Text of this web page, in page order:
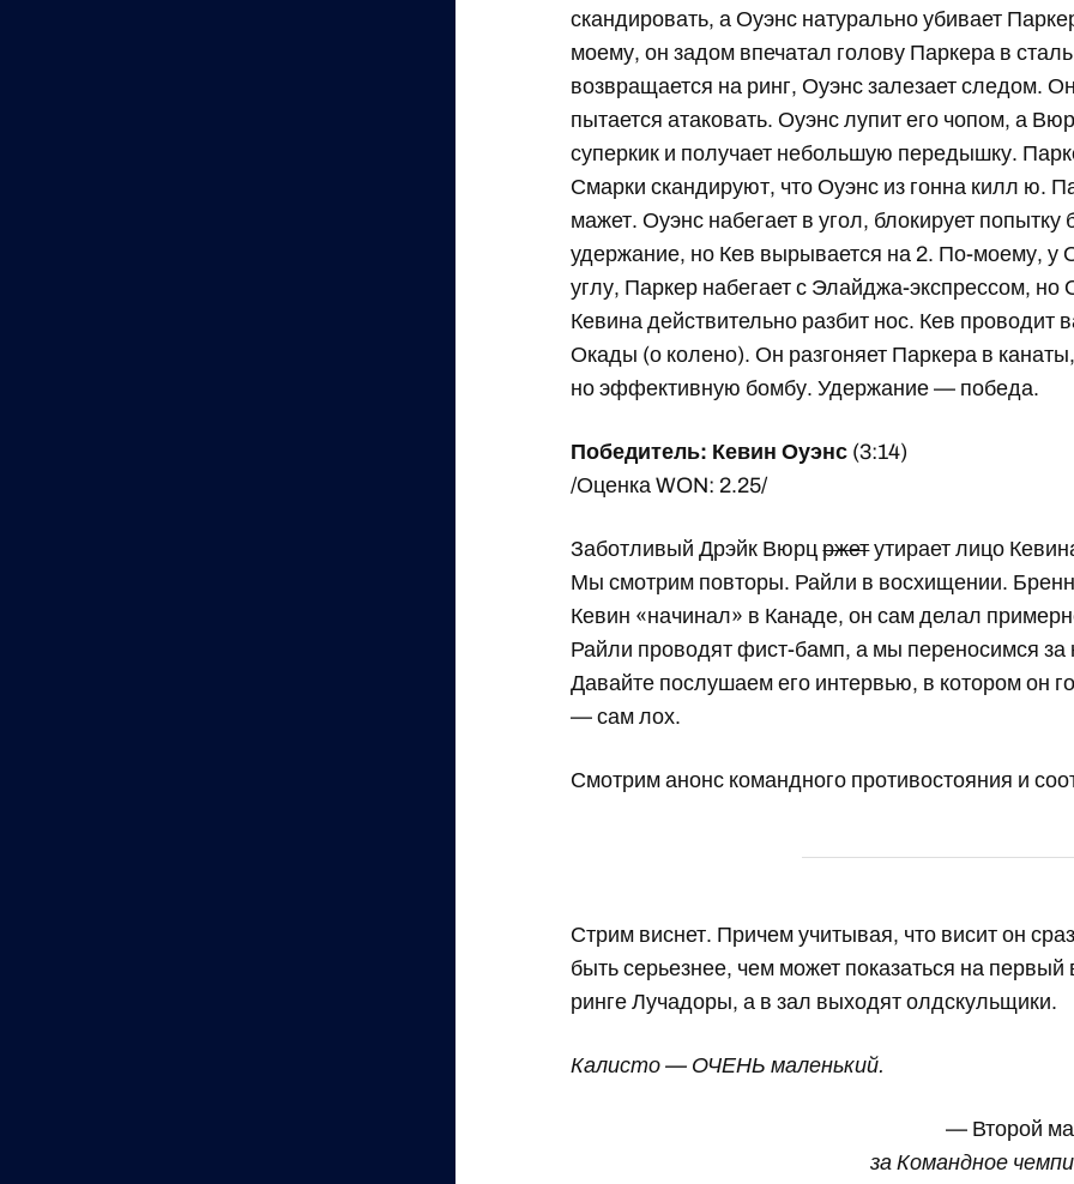
скандировать, а Оуэнс натурально убивает
моему, он задом впечатал голову Паркера в
возвращается на ринг, Оуэнс залезает следом.
пытается атаковать. Оуэнс лупит его чопом, а
суперкик и получает небольшую передышку.
Смарки скандируют, что Оуэнс из гонна килл ю.
мажет. Оуэнс набегает в угол, блокирует попытку
удержание, но Кев вырывается на 2. По-моему, у
углу, Паркер набегает с Элайджа-экспрессом,
Кевина действительно разбит нос. Кев проводит
Окады (о колено). Он разгоняет Паркера в
но эффективную бомбу. Удержание — победа.
Победитель: Кевин Оуэнс (3:14)
/Оценка WON: 2.25/
Заботливый Дрэйк Вюрцржетутирает лицо
Мы смотрим повторы. Райли в восхищении.
Кевин «начинал» в Канаде, он сам делал
Райли проводят фист-бамп, а мы переносимся
Давайте послушаем его интервью, в котором он
— сам лох.
Смотрим анонс командного противостояния и
Стрим виснет. Причем учитывая, что висит он
быть серьезнее, чем может показаться на
ринге Лучадоры, а в зал выходят олдскульщики.
Калисто — ОЧЕНЬ маленький.
— Второй
за Командное